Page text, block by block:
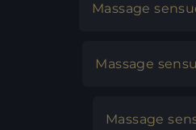
Massage
Massage
Massage